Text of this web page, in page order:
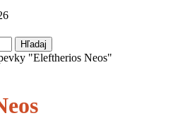
Hľadaj
"Eleftherios Neos"